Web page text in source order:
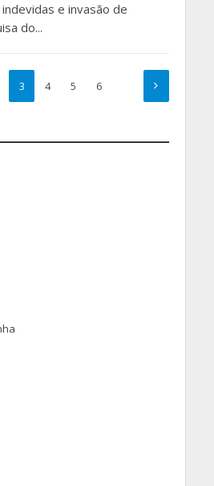
e invasão de
do...
3 4 5 6